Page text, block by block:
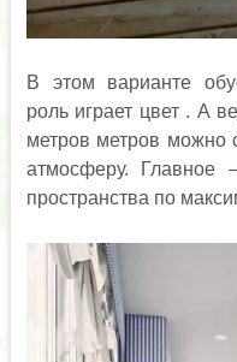
В этом варианте
роль играет цвет . А
метров метров можно
атмосферу. Главное
пространства по